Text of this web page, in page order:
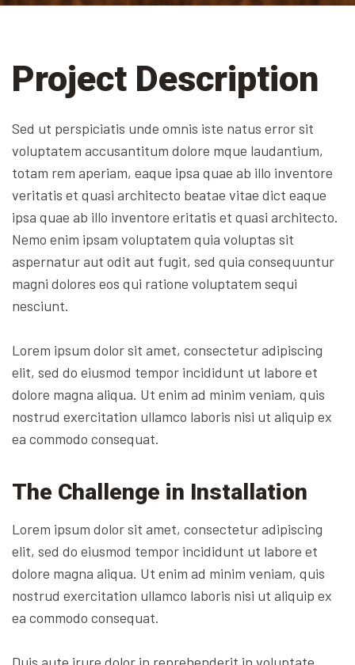
Project Description
Sed ut perspiciatis unde omnis iste natus error sit
voluptatem accusantitum dolore mque laudantium,
totam rem aperiam, eaque ipsa quae ab illo inventore
veritatis et quasi architecto beatae vitae dict eaque
ipsa quae ab illo inventore eritatis et quasi architecto.
Nemo enim ipsam voluptatem quia voluptas sit
aspernatur aut odit aut fugit, sed quia consequuntur
magni dolores eos qui ratione voluptatem sequi
nesciunt.
Lorem ipsum dolor sit amet, consectetur adipiscing
elit, sed do eiusmod tempor incididunt ut labore et
dolore magna aliqua. Ut enim ad minim veniam, quis
nostrud exercitation ullamco laboris nisi ut aliquip ex
ea commodo consequat.
The Challenge in Installation
Lorem ipsum dolor sit amet, consectetur adipiscing
elit, sed do eiusmod tempor incididunt ut labore et
dolore magna aliqua. Ut enim ad minim veniam, quis
nostrud exercitation ullamco laboris nisi ut aliquip ex
ea commodo consequat.